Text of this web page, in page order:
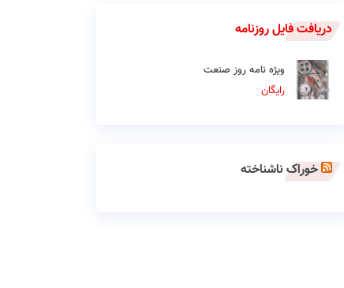
دریافت فایل روزنامه
ویژه نامه روز صنعت
رایگان
خوراک ناشناخته